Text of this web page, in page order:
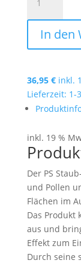
geniale
Abstauber
MengeIn den
36,95 €inkl.
Lieferzeit: 1-
inkl. 19 %
Der PS
und Pollen
Flächen im
Das Produkt
aus und
Effekt zum
Durch seine